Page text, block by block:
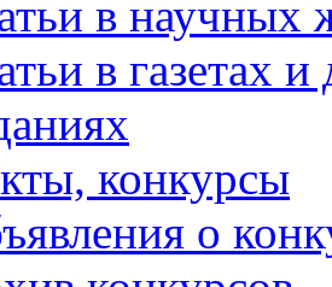
в научных
в газетах
конкурсы
о